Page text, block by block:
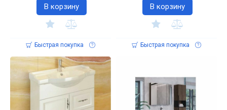
В корзину
Быстрая покупка
В корзину
Быстрая покупка